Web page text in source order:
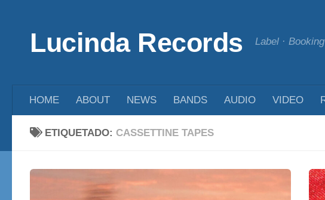
Lucinda Records Label ·
HOME ABOUT NEWS BANDS AUDIO VIDEO
ETIQUETADO: CASSETTINE TAPES